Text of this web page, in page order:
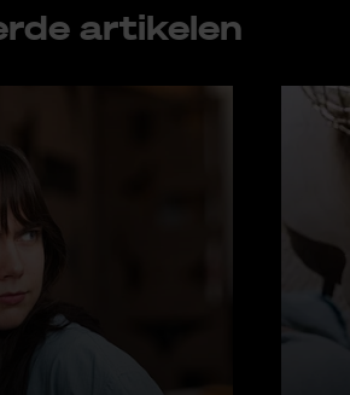
ar­ti­ke­len